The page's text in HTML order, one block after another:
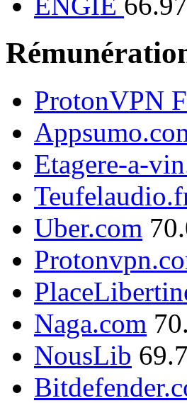
ProtonVPN
Etagere-a-
Uber.com
Naga.com
NousLib